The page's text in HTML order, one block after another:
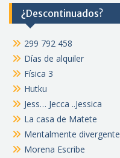
¿Descontinuados?
299 792 458
Días de alquiler
Física 3
Hutku
Jess… Jecca ..Jessica
La casa de Matete
Mentalmente divergente
Morena Escribe